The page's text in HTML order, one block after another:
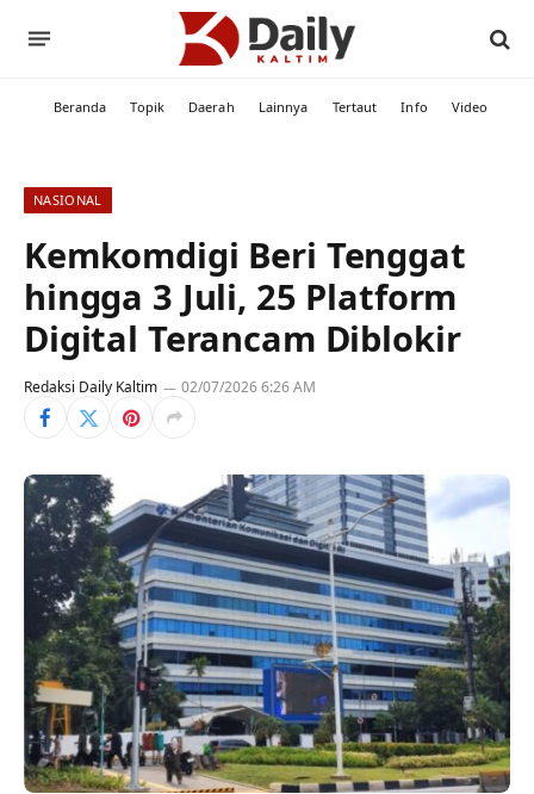
Beranda Topik Daerah Lainnya Tertaut Info Video
NASIONAL
Kemkomdigi Beri Tenggat
hingga 3 Juli, 25 Platform
Digital Terancam Diblokir
Redaksi Daily Kaltim 02/07/2026 6:26 AM